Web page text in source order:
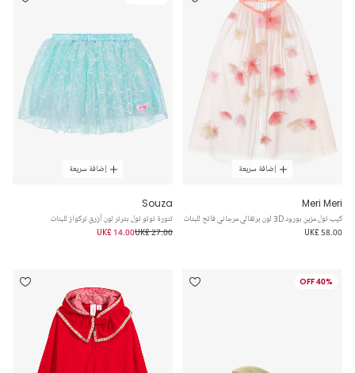
إضافة سريعة
Meri Meri
كيب تول مزين بورود 3D لون برتقالي مرجاني فاتح للبنات
UK£ 58.00
إضافة سريعة
Souza
تنورة توتو تول بترتر لون أزرق تركواز للبنات
UK£ 27.00
UK£ 14.00
40% OFF